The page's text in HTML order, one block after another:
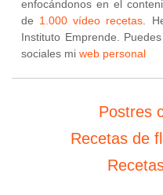
enfocándonos en el
de 1.000 vídeo recetas .
Instituto Emprende.
sociales mi web personal
Postres
Recetas de